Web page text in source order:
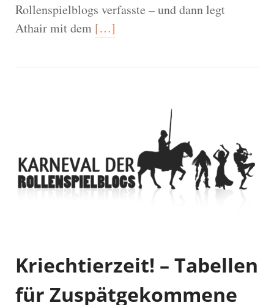
Rollenspielblogs verfasste – und dann legt
Athair mit dem […]
Kriechtierzeit! – Tabellen
für Zuspätgekommene